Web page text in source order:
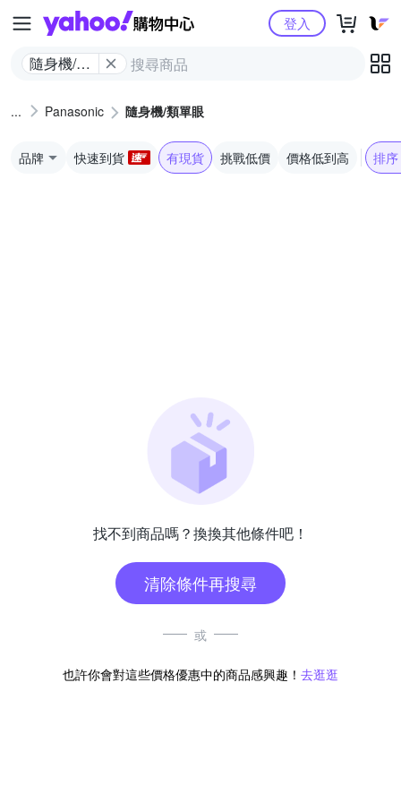
Yahoo購物中心
隨身機/類
登入
Panasonic 隨身機/類單眼
品牌 快速到貨 有現貨 挑戰低價 價格低到高 排序
找不到商品嗎？換換其他條件吧！
清除條件再搜尋
或
也許你會對這些價格優惠中的商品感興趣！ 去逛逛